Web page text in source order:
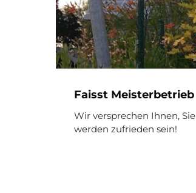
Faisst Meisterbetrieb
Wir versprechen Ihnen, Sie
werden zufrieden sein!